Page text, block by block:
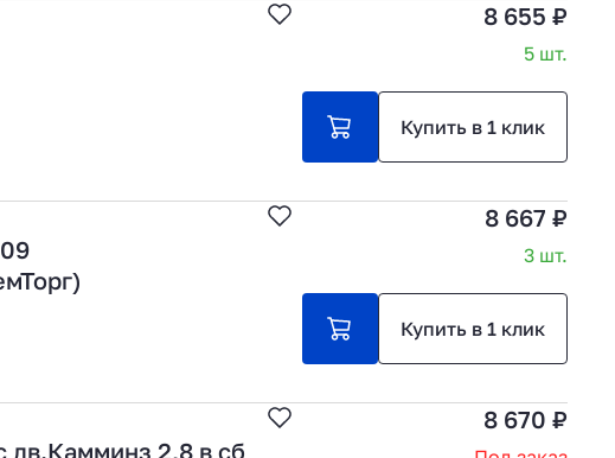
8 655 ₽
5 шт.
Купить в 1 клик
8 667 ₽
3 шт.
Купить в 1 клик
дв.Камминз 2,8 в сб
8 670 ₽